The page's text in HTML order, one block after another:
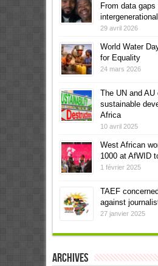
From data gaps
29 avril 2026
World Water
for Equality
24 mars 2026
The UN and AU
sustainable
Africa
10 avril 2025
West African
1000 at AfWID
1 février 2025
TAEF
against
27 janvier 2025
Archives